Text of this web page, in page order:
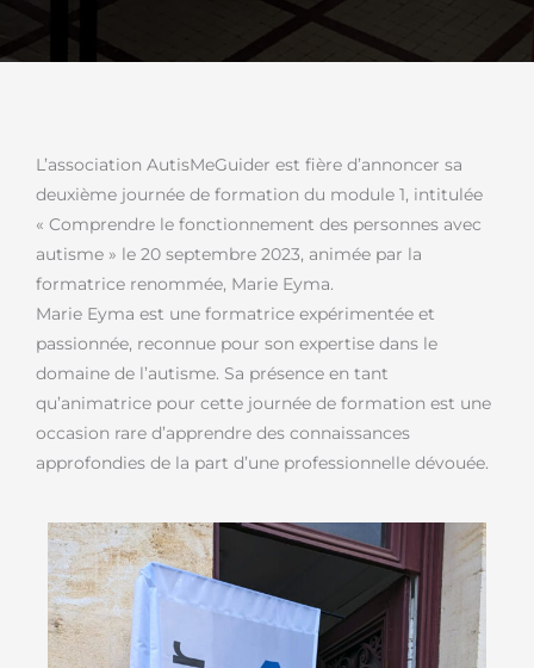
L’association AutisMeGuider est fière d’annoncer sa
deuxième journée de formation du module 1, intitulée
« Comprendre le fonctionnement des personnes avec
autisme » le 20 septembre 2023, animée par la
formatrice renommée, Marie Eyma.
Marie Eyma est une formatrice expérimentée et
passionnée, reconnue pour son expertise dans le
domaine de l’autisme. Sa présence en tant
qu’animatrice pour cette journée de formation est une
occasion rare d’apprendre des connaissances
approfondies de la part d’une professionnelle dévouée.